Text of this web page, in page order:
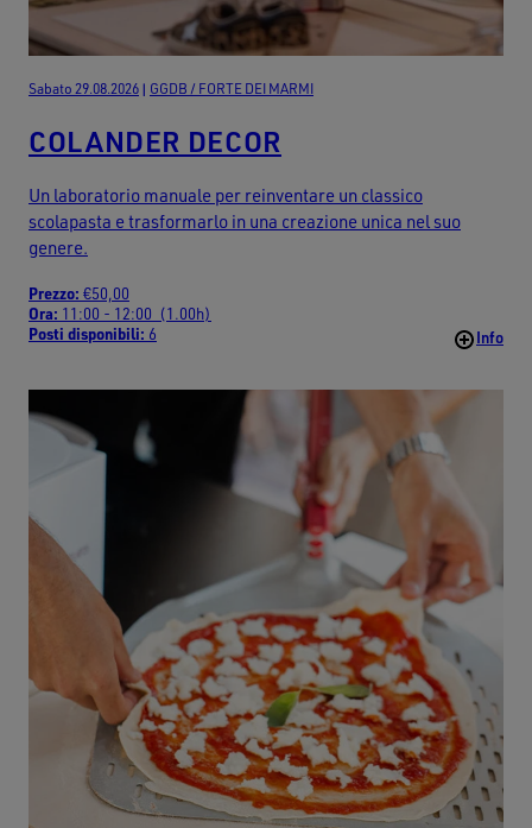
Sabato 29.08.2026 | GGDB / FORTE DEI MARMI
COLANDER DECOR
Un laboratorio manuale per reinventare un classico
scolapasta e trasformarlo in una creazione unica nel suo
genere.
Prezzo: €50,00
Ora: 11:00 - 12:00 (1.00h)
Posti disponibili: 6 Info